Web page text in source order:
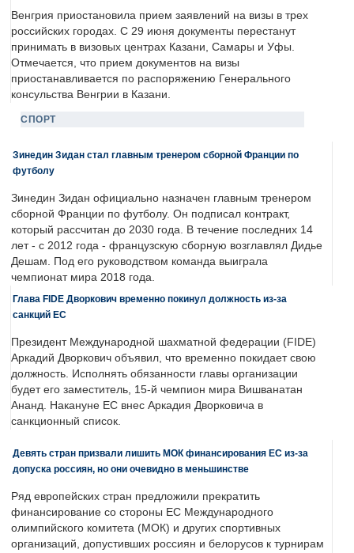
Венгрия приостановила прием заявлений на визы в трех
российских городах. С 29 июня документы перестанут
принимать в визовых центрах Казани, Самары и Уфы.
Отмечается, что прием документов на визы
приостанавливается по распоряжению Генерального
консульства Венгрии в Казани.
СПОРТ
Зинедин Зидан стал главным тренером сборной Франции по
футболу
Зинедин Зидан официально назначен главным тренером
сборной Франции по футболу. Он подписал контракт,
который рассчитан до 2030 года. В течение последних 14
лет - с 2012 года - французскую сборную возглавлял Дидье
Дешам. Под его руководством команда выиграла
чемпионат мира 2018 года.
Глава FIDE Дворкович временно покинул должность из-за
санкций ЕС
Президент Международной шахматной федерации (FIDE)
Аркадий Дворкович объявил, что временно покидает свою
должность. Исполнять обязанности главы организации
будет его заместитель, 15-й чемпион мира Вишванатан
Ананд. Накануне ЕС внес Аркадия Дворковича в
санкционный список.
Девять стран призвали лишить МОК финансирования ЕС из-за
допуска россиян, но они очевидно в меньшинстве
Ряд европейских стран предложили прекратить
финансирование со стороны ЕС Международного
олимпийского комитета (МОК) и других спортивных
организаций, допустивших россиян и белорусов к турнирам